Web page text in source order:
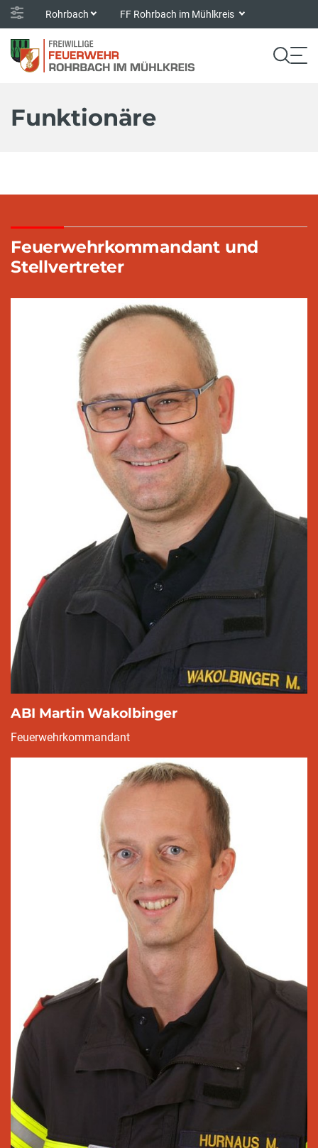
Rohrbach FF Rohrbach im Mühlkreis
Funktionäre
Feuerwehrkommandant und
Stellvertreter
ABI Martin Wakolbinger
Feuerwehrkommandant